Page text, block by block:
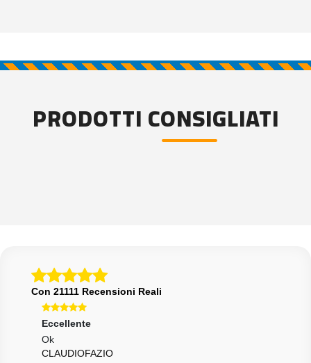
PRODOTTI CONSIGLIATI
Con 21111 Recensioni Reali
Eccellente
Ok
CLAUDIOFAZIO